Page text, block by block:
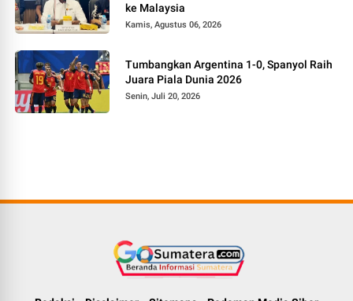
ke Malaysia
Kamis, Agustus 06, 2026
Tumbangkan Argentina 1-0, Spanyol Raih
Juara Piala Dunia 2026
Senin, Juli 20, 2026